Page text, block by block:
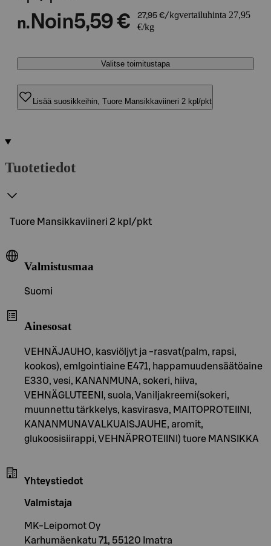
n. Noin5,59 € 27,95 €/kgvertailuhinta 27,95
€/kg
Valitse toimitustapa
Lisää suosikkeihin, Tuore Mansikkaviineri 2 kpl/pkt
Tuotetiedot
Tuore Mansikkaviineri 2 kpl/pkt
Valmistusmaa
Suomi
Ainesosat
VEHNÄJAUHO, kasviöljyt ja -rasvat(palm, rapsi,
kookos), emlgointiaine E471, happamuudensäätöaine
E330, vesi, KANANMUNA, sokeri, hiiva,
VEHNÄGLUTEENI, suola, Vaniljakreemi(sokeri,
muunnettu tärkkelys, kasvirasva, MAITOPROTEIINI,
KANANMUNAVALKUAISJAUHE, aromit,
glukoosisiirappi, VEHNÄPROTEIINI) tuore MANSIKKA
Yhteystiedot
Valmistaja
MK-Leipomot Oy
Karhumäenkatu 71, 55120 Imatra